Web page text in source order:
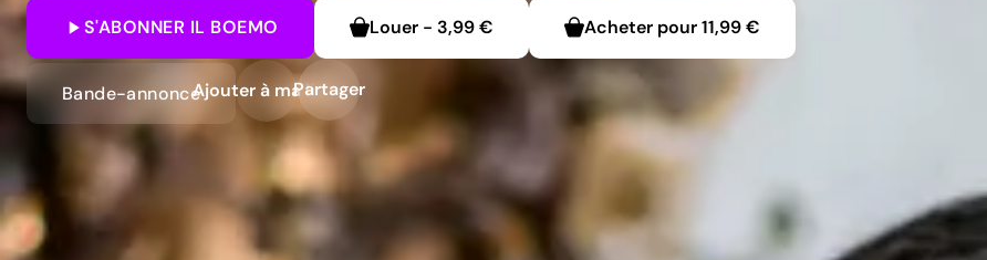
S'ABONNER IL BOEMO Louer- 3,99 € Acheter pour 11,99 €
Bande-annonceAjouter à ma liste
Partager